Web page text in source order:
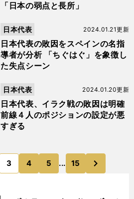
「日本の弱点と長所」
日本代表の敗因をスペインの名指
導者が分析 「ちぐはぐ」を象徴し
た失点シーン
2024.01.21更新
日本代表
日本代表、イラク戦の敗因は明確
前線４人のポジションの設定が悪
すぎる
2024.01.20更新
日本代表
のページへ3 4 5 ... 15